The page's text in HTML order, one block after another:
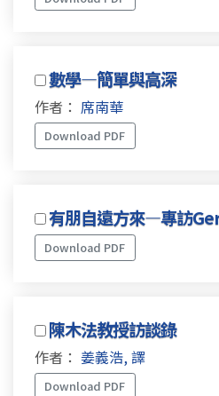
數學—簡單與高深
作者： 席南華
Download PDF
有朋自遠方來—專訪
Download PDF
陳木法教授訪談錄
作者： 姜義浩, 譯
Download PDF